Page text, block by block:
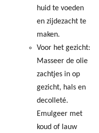
huid te voeden
en zijdezacht te
maken.
Voor het gezicht:
Masseer de olie
zachtjes in op
gezicht, hals en
decolleté.
Emulgeer met
koud of lauw